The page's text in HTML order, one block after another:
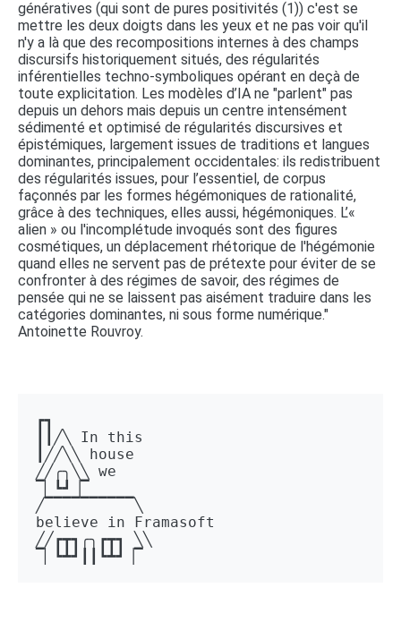
génératives (qui sont de pures positivités (1)) c'est se
mettre les deux doigts dans les yeux et ne pas voir qu'il
n'y a là que des recompositions internes à des champs
discursifs historiquement situés, des régularités
inférentielles techno-symboliques opérant en deçà de
toute explicitation. Les modèles d’IA ne "parlent" pas
depuis un dehors mais depuis un centre intensément
sédimenté et optimisé de régularités discursives et
épistémiques, largement issues de traditions et langues
dominantes, principalement occidentales: ils redistribuent
des régularités issues, pour l’essentiel, de corpus
façonnés par les formes hégémoniques de rationalité,
grâce à des techniques, elles aussi, hégémoniques. L’«
alien » ou l'incomplétude invoqués sont des figures
cosmétiques, un déplacement rhétorique de l'hégémonie
quand elles ne servent pas de prétexte pour éviter de se
confronter à des régimes de savoir, des régimes de
pensée qui ne se laissent pas aisément traduire dans les
catégories dominantes, ni sous forme numérique."
Antoinette Rouvroy.
┏┓
┃┃╱╲ In this
┃╱╱╲╲ house
╱╱╭╮╲╲ we
▔▏┗┛▕▔
╱▔▔▔▔▔▔▔▔▔▔╲
believe in Framasoft
╱╱┏┳┓╭╮┏┳┓ ╲╲
▔▏┗┻┛┃┃┗┻┛▕▔